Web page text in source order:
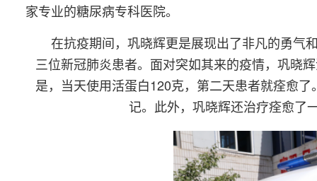
家专业的糖尿病专科医院。
在抗疫期间，巩晓辉更是展现出了非凡的勇气
三位新冠肺炎患者。面对突如其来的疫情，巩晓
是，当天使用活蛋白120克，第二天患者就痊愈
记。此外，巩晓辉还治疗痊愈了